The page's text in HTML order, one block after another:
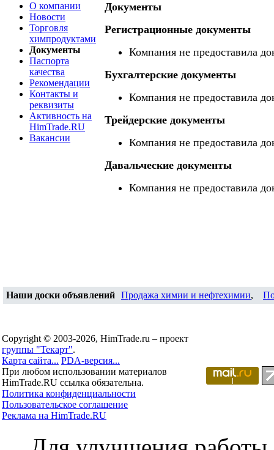
О компании
Новости
Торговля
химпродуктами
Документы
Паспорта
качества
Рекомендации
Контакты и
реквизиты
Активность на
HimTrade.RU
Вакансии
Документы
Регистрационные документы
Компания не предоставила
Бухгалтерские документы
Компания не предоставила
Трейдерские документы
Компания не предоставила
Давальческие документы
Компания не предоставила
Наши доски объявлений Продажа химии и нефтехимии,
Copyright © 2003-2026, HimTrade.ru – проект
группы "Текарт".
Карта сайта... PDA-версия...
При любом использовании материалов
HimTrade.RU ссылка обязательна.
Политика конфиденциальности
Пользовательское соглашение
Реклама на HimTrade.RU